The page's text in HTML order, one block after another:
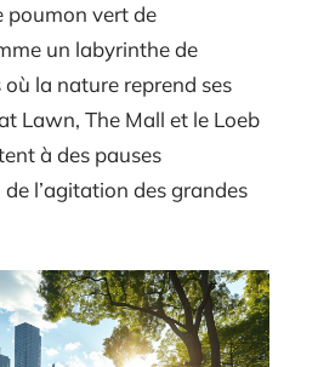
poumon vert de
un labyrinthe de
la nature reprend ses
Lawn, The Mall et le Loeb
à des pauses
l’agitation des grandes